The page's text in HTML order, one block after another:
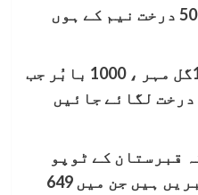
جائیں گے۔ جس میں سے 5000 درخت نیم کے ہوں
فیصلہ کیا گیا کہ 13000گل مہر ، 1000 بابُر جب
لگائے جائیں
قبرستان کے ٹوپو
گرافک سروے میں 5000 قبریں ہیں جن میں 649